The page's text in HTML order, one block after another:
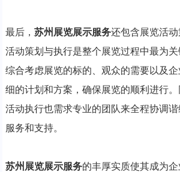
最后， 苏州展览展示服务还包含展览活
活动策划与执行是整个展览过程中最为
综合考虑展览的标的、观众的需要以及
细的计划和方案，确保展览的顺利进行
活动执行也需求专业的团队来全程协调
服务和支持。
苏州展览展示服务的丰厚实质使其成为